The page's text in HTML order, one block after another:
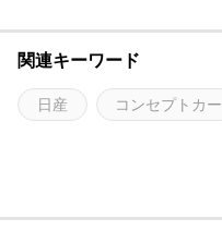
関連キーワード
日産 コンセプトカー